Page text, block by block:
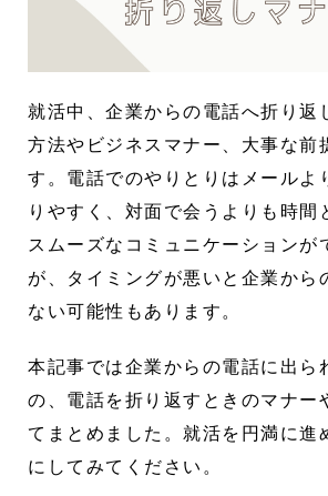
就活中、企業からの電話へ折り返
方法やビジネスマナー、大事な前
す。電話でのやりとりはメールよ
りやすく、対面で会うよりも時間
スムーズなコミュニケーションが
が、タイミングが悪いと企業から
ない可能性もあります。
本記事では企業からの電話に出ら
の、電話を折り返すときのマナー
てまとめました。就活を円満に進
にしてみてください。